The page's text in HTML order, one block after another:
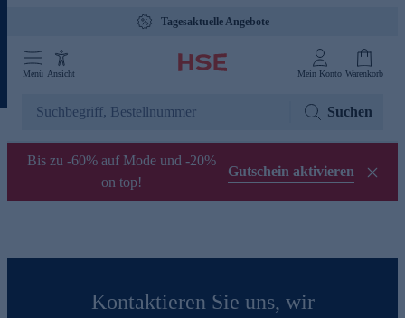
Tagesaktuelle Angebote
Menü Ansicht Mein Konto Warenkorb
Suchen
Bis zu -60% auf Mode und -20%
on top!
Gutschein aktivieren
Kontaktieren Sie uns, wir